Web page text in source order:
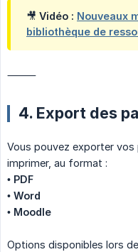
🎥 Vidéo : Nouveaux
bibliothèque de
⸻
4. Export des
Vous pouvez exporter vos
imprimer, au format :
• PDF
• Word
• Moodle
Options disponibles lors